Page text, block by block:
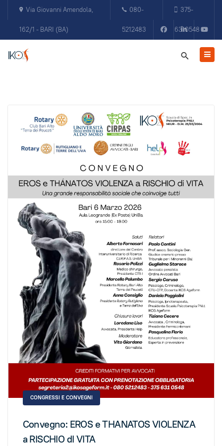
Via Giovanni Amendola,
162/1 - BARI (BA)
080-
5212483
375-
6310548
CONGRESSI E CONVEGNI
Convegno: EROS e THANATOS VIOLENZA
a RISCHIO dI VITA